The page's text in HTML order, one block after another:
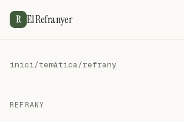
R El Refranyer
inici/temàtica/refrany
REFRANY